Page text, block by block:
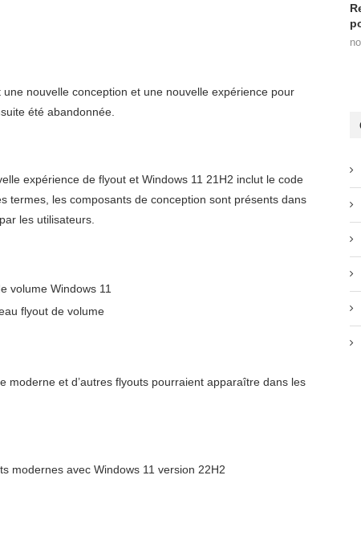
nouvelle conception et une nouvelle expérience pour
été abandonnée.
expérience de flyout et Windows 11 21H2 inclut le code
termes, les composants de conception sont présents dans
les utilisateurs.
flyout de volume
et d’autres flyouts pourraient apparaître dans les
modernes avec Windows 11 version 22H2